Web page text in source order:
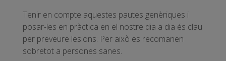
Tenir en compte aquestes pautes genèriques i
posar-les en pràctica en el nostre dia a dia és clau
per preveure lesions. Per això es recomanen
sobretot a persones sanes.